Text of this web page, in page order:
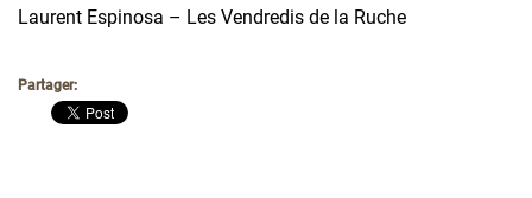
Laurent Espinosa – Les Vendredis de la Ruche
Partager: